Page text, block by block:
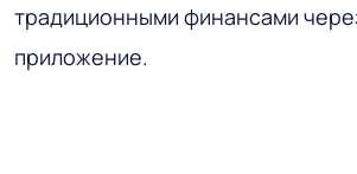
традиционными финансами
приложение.